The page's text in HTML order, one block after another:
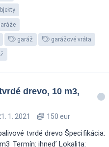
garáž garážové vráta
drevo, 10 m3,
1. 2021 150 eur
tvrdé drevo Špecifikácia:
Termín: ihneď Lokalita: